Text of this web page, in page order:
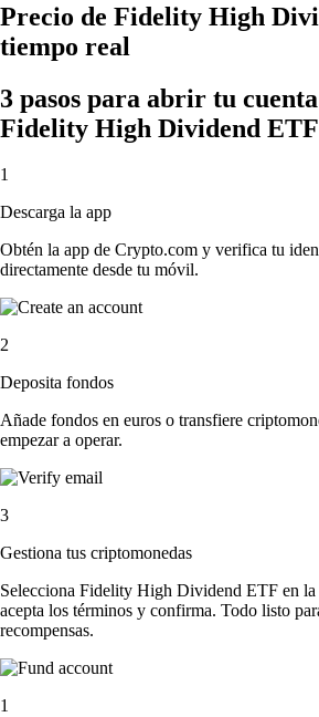
Precio de Fidelity High
tiempo real
3 pasos para abrir tu
Fidelity High Dividend ETF
1
Descarga la app
Obtén la app de Crypto.com y verifica tu
directamente desde tu móvil.
2
Deposita fondos
Añade fondos en euros o transfiere
empezar a operar.
3
Gestiona tus criptomonedas
Selecciona Fidelity High Dividend ETF en la
acepta los términos y confirma. Todo listo
recompensas.
1